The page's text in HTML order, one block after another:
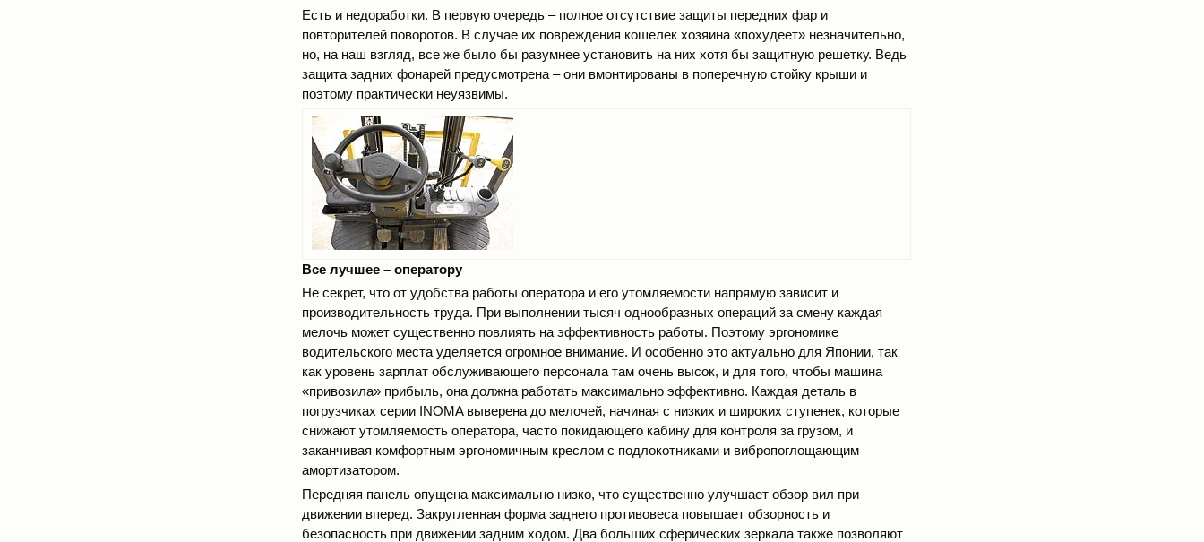
Есть и недоработки. В первую очередь – полное отсутствие защиты передних фар и
повторителей поворотов. В случае их повреждения кошелек хозяина «похудеет» незначительно,
но, на наш взгляд, все же было бы разумнее установить на них хотя бы защитную решетку. Ведь
защита задних фонарей предусмотрена – они вмонтированы в поперечную стойку крыши и
поэтому практически неуязвимы.
Все лучшее – оператору
Не секрет, что от удобства работы оператора и его утомляемости напрямую зависит и
производительность труда. При выполнении тысяч однообразных операций за смену каждая
мелочь может существенно повлиять на эффективность работы. Поэтому эргономике
водительского места уделяется огромное внимание. И особенно это актуально для Японии, так
как уровень зарплат обслуживающего персонала там очень высок, и для того, чтобы машина
«привозила» прибыль, она должна работать максимально эффективно. Каждая деталь в
погрузчиках серии INOMA выверена до мелочей, начиная с низких и широких ступенек, которые
снижают утомляемость оператора, часто покидающего кабину для контроля за грузом, и
заканчивая комфортным эргономичным креслом с подлокотниками и вибропоглощающим
амортизатором.
Передняя панель опущена максимально низко, что существенно улучшает обзор вил при
движении вперед. Закругленная форма заднего противовеса повышает обзорность и
безопасность при движении задним ходом. Два больших сферических зеркала также позволяют